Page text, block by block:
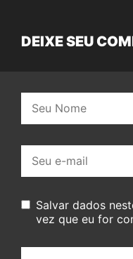
DEIXE SEU
mail:
Salvar dados
vez que eu for